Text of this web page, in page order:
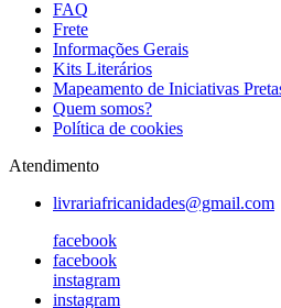
FAQ
Frete
Informações Gerais
Kits Literários
Mapeamento de Iniciativas
Quem somos?
Política de cookies
Atendimento
livrariafricanidades@gmail.com
facebook
facebook
instagram
instagram